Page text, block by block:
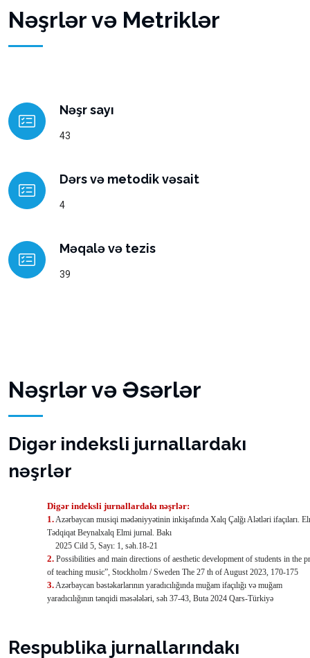
Nəşrlər və Metriklər
Nəşr sayı
43
Dərs və metodik vəsait
4
Məqalə və tezis
39
Nəşrlər və Əsərlər
Digər indeksli jurnallardakı
nəşrlər
Digər indeksli jurnallardakı nəşrlər:
1.Azərbaycan musiqi mədəniyyətinin inkişafında Xalq Çalğı Alətləri ifaçıları.
Tədqiqat Beynalxalq Elmi jurnal. Bakı
2025 Cild 5, Sayı: 1, səh.18-21
2. Possibilities and main directions of aesthetic development of students in the
of teaching music”, Stockholm / Sweden The 27 th of August 2023, 170-175
3.Azərbaycan bəstəkarlarının yaradıcılığında muğam ifaçılığı və muğam
yaradıcılığının tənqidi məsələləri, səh 37-43, Buta 2024 Qars-Türkiyə
Respublika jurnallarındakı